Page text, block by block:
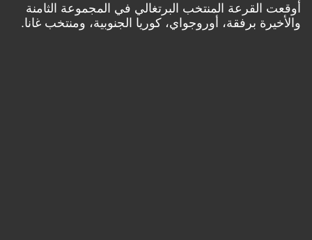
أوقعت القرعة المنتخب البرتغالي في المجموعة الثامنة
والأخيرة برفقة، أوروجواي، كوريا الجنوبية، ومنتخب غانا.